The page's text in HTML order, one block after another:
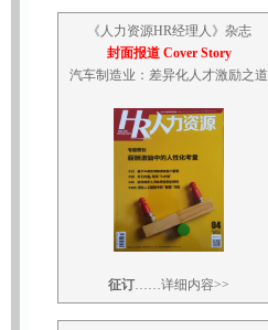
《 人力资源HR经理人 》杂志
封面报道 Cover Story
汽车制造业：差异化人才激励之道
征订……详细内容>>